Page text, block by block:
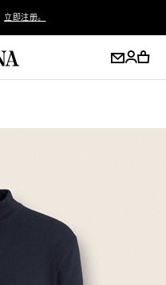
立即注册。